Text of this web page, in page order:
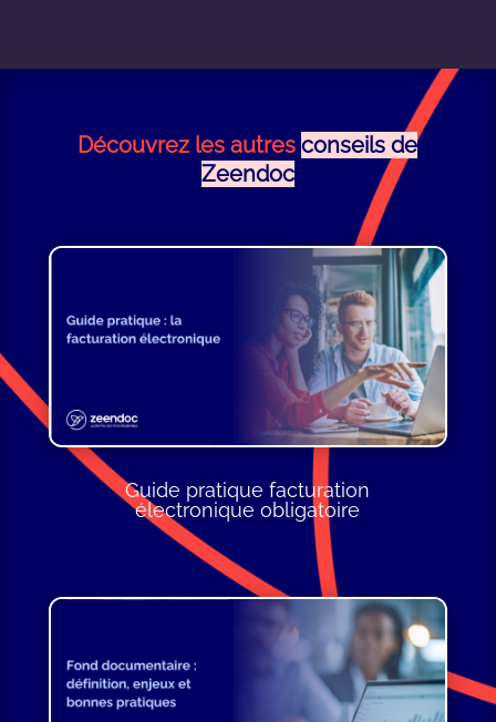
Découvrez les autresconseils de
Zeendoc
Guide pratique facturation
électronique obligatoire